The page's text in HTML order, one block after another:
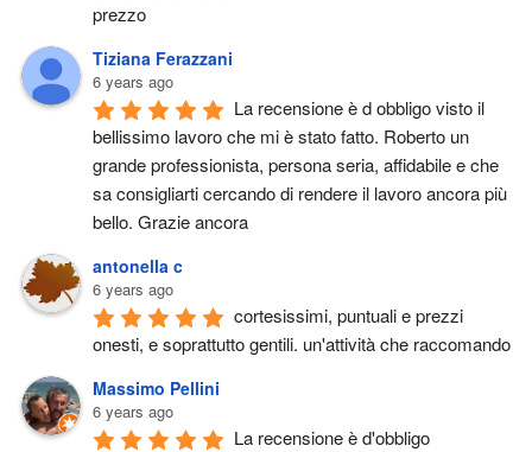
prezzo
Tiziana Ferazzani
6 years ago
La recensione è d obbligo visto il
bellissimo lavoro che mi è stato fatto. Roberto un
grande professionista, persona seria, affidabile e che
sa consigliarti cercando di rendere il lavoro ancora più
bello. Grazie ancora
antonella c
6 years ago
cortesissimi, puntuali e prezzi
onesti, e soprattutto gentili. un'attività che raccomando
Massimo Pellini
6 years ago
La recensione è d'obbligo